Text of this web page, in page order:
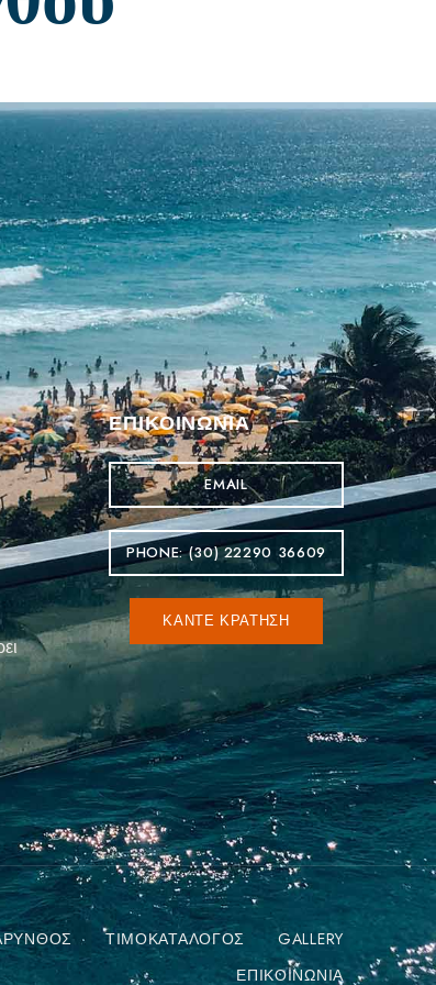
ΕΠΙΚΟΙΝΩΝΊΑ
EMAIL
PHONE: (30) 22290 36609
ΚΆΝΤΕ ΚΡΆΤΗΣΗ
ΤΙΜΟΚΑΤΆΛΟΓΟΣ
GALLERY
ΕΠΙΚΟΙΝΩΝΊΑ